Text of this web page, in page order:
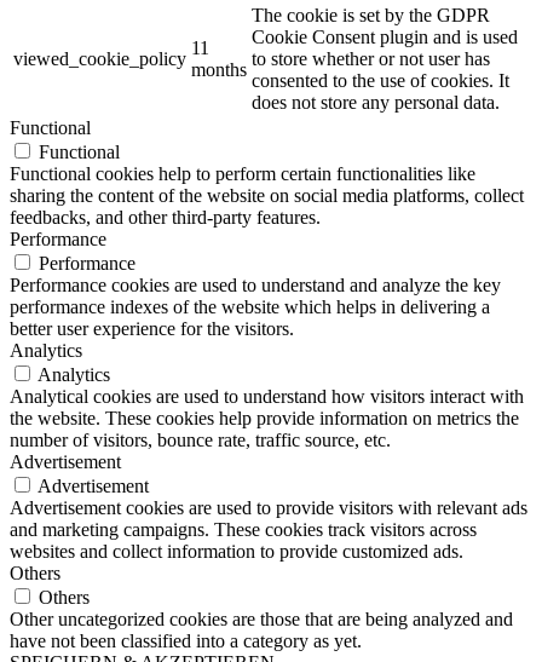
viewed_cookie_policy
11
months
The cookie is set by the GDPR
Cookie Consent plugin and is used
to store whether or not user has
consented to the use of cookies. It
does not store any personal data.
Functional
Functional
Functional cookies help to perform certain functionalities like
sharing the content of the website on social media platforms, collect
feedbacks, and other third-party features.
Performance
Performance
Performance cookies are used to understand and analyze the key
performance indexes of the website which helps in delivering a
better user experience for the visitors.
Analytics
Analytics
Analytical cookies are used to understand how visitors interact with
the website. These cookies help provide information on metrics the
number of visitors, bounce rate, traffic source, etc.
Advertisement
Advertisement
Advertisement cookies are used to provide visitors with relevant ads
and marketing campaigns. These cookies track visitors across
websites and collect information to provide customized ads.
Others
Others
Other uncategorized cookies are those that are being analyzed and
have not been classified into a category as yet.